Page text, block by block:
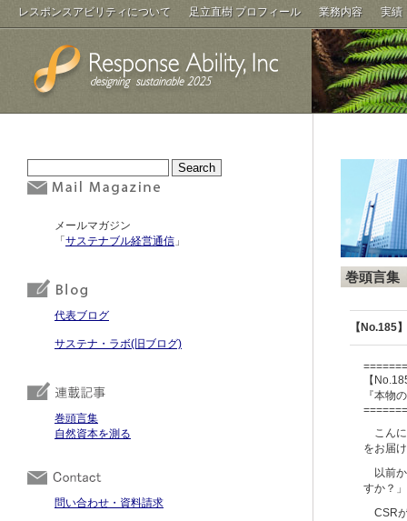
レスポンスアビリティについて 足立直樹 プロフィール 業務内容 実績
メールマガジン
「 サステナブル経営通信 」
代表ブログ
サステナ・ラボ(旧ブログ)
巻頭言集
自然資本を測る
問い合わせ・資料請求
巻頭言集
【No.185
【
『本物
こんに
をお届
以前か
すか？
CSRが